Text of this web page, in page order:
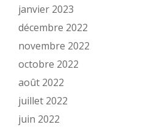
janvier 2023
décembre 2022
novembre 2022
octobre 2022
août 2022
juillet 2022
juin 2022